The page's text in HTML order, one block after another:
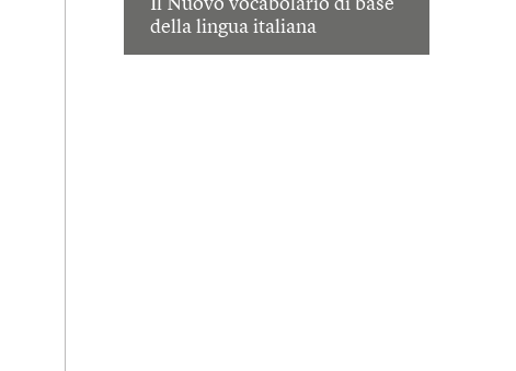
Il Nuovo vocabolario di base
della lingua italiana